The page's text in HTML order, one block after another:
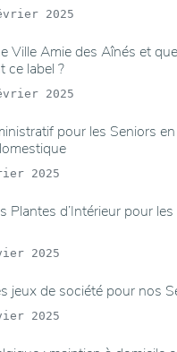
2025
Ville Amie des Aînés et
ce label ?
2025
pour les Seniors
2025
Plantes d’Intérieur pour
2025
jeux de société pour nos
2025